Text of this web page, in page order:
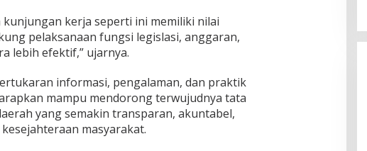
kunjungan kerja seperti ini memiliki nilai
pelaksanaan fungsi legislasi, anggaran,
lebih efektif,” ujarnya.
informasi, pengalaman, dan praktik
mampu mendorong terwujudnya tata
yang semakin transparan, akuntabel,
masyarakat.